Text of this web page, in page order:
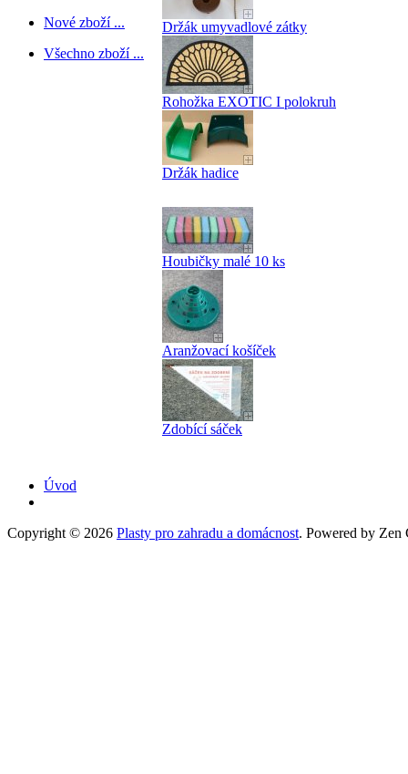
Nové zboží ...
Všechno zboží ...
Držák umyvadlové zátky
Rohožka EXOTIC I polokruh
Držák hadice
Houbičky malé 10 ks
Aranžovací košíček
Zdobící sáček
Úvod
Copyright © 2026 Plasty pro zahradu a domácnost. Powered by Zen